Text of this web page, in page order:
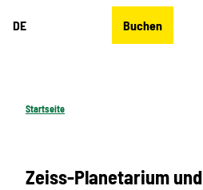
DE Buchen
Startseite
Zeiss-Planetarium und